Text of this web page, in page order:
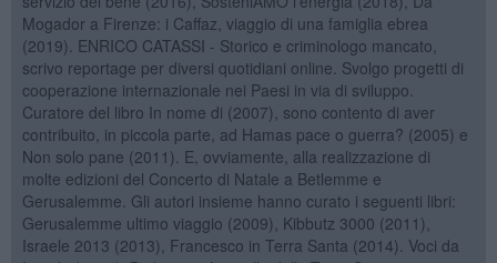
Mogador a Firenze: i Caffaz, viaggio di una famiglia ebrea
(2019). ENRICO CATASSI - Storico e criminologo mancato,
scrivo reportage per diversi quotidiani online. Svolgo progetti di
cooperazione internazionale nei Paesi in via di sviluppo.
Curatore del libro In nome di (2007), sono contento di aver
contribuito, in piccola parte, ad Hamas pace o guerra? (2005) e
Non solo pane (2011). E, ovviamente, alla realizzazione di
molte edizioni del Concerto di Natale a Betlemme e
Gerusalemme. Gli autori insieme hanno curato i seguenti libri:
Gerusalemme ultimo viaggio (2009), Kibbutz 3000 (2011),
Israele 2013 (2013), Francesco in Terra Santa (2014). Voci da